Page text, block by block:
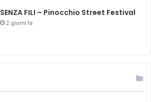
SENZA FILI – Pinocchio Street Festival
2 giorni fa